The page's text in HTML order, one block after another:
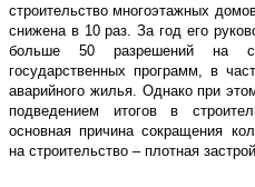
строительство многоэтажных
снижена в 10 раз. За год его
больше 50 разрешений на
государственных программ, в
аварийного жилья. Однако при
подведением итогов в
основная причина сокращения
на строительство – плотная